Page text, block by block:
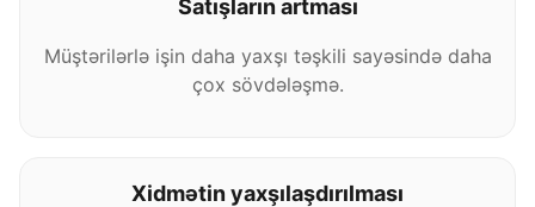
Satışların artması
Müştərilərlə işin daha yaxşı təşkili sayəsində daha
çox sövdələşmə.
Xidmətin yaxşılaşdırılması